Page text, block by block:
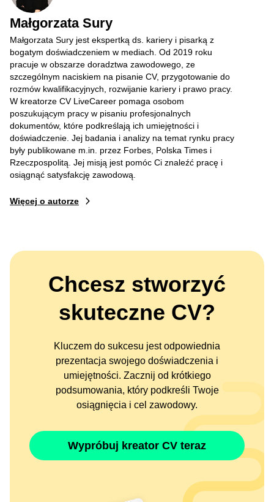
Małgorzata Sury
Małgorzata Sury jest ekspertką ds. kariery i pisarką z
bogatym doświadczeniem w mediach. Od 2019 roku
pracuje w obszarze doradztwa zawodowego, ze
szczególnym naciskiem na pisanie CV, przygotowanie do
rozmów kwalifikacyjnych, rozwijanie kariery i prawo pracy.
W kreatorze CV LiveCareer pomaga osobom
poszukującym pracy w pisaniu profesjonalnych
dokumentów, które podkreślają ich umiejętności i
doświadczenie. Jej badania i analizy na temat rynku pracy
były publikowane m.in. przez Forbes, Polska Times i
Rzeczpospolitą. Jej misją jest pomóc Ci znaleźć pracę i
osiągnąć satysfakcję zawodową.
Więcej o autorze
Chcesz stworzyć
skuteczne CV?
Kluczem do sukcesu jest odpowiednia
prezentacja swojego doświadczenia i
umiejętności. Zacznij od krótkiego
podsumowania, który podkreśli Twoje
osiągnięcia i cel zawodowy.
Wypróbuj kreator CV teraz